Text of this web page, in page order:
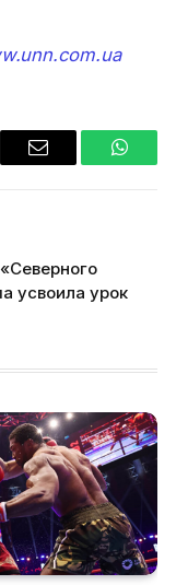
Email
усвоила урок